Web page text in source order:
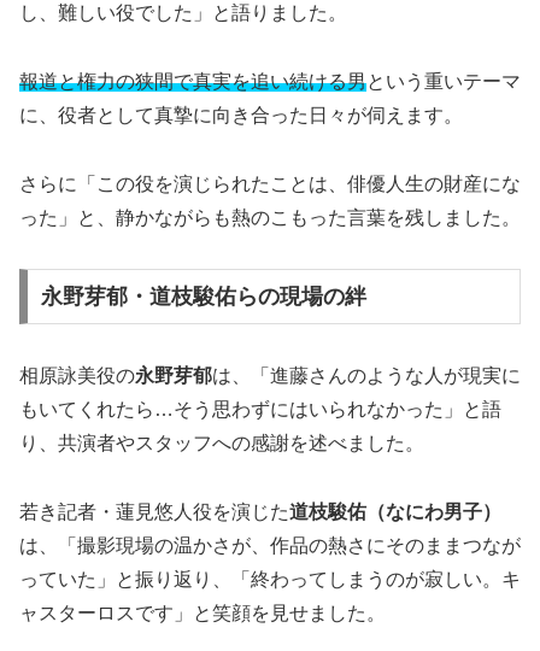
し、難しい役でした」と語りました。
報道と権力の狭間で真実を追い続ける男という重いテーマ
に、役者として真摯に向き合った日々が伺えます。
さらに「この役を演じられたことは、俳優人生の財産にな
った」と、静かながらも熱のこもった言葉を残しました。
永野芽郁・道枝駿佑らの現場の絆
相原詠美役の永野芽郁は、「進藤さんのような人が現実に
もいてくれたら…そう思わずにはいられなかった」と語
り、共演者やスタッフへの感謝を述べました。
若き記者・蓮見悠人役を演じた道枝駿佑（なにわ男子）
は、「撮影現場の温かさが、作品の熱さにそのままつなが
っていた」と振り返り、「終わってしまうのが寂しい。キ
ャスターロスです」と笑顔を見せました。